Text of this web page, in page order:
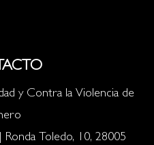
y Contra la Violencia de
Toledo, 10, 28005